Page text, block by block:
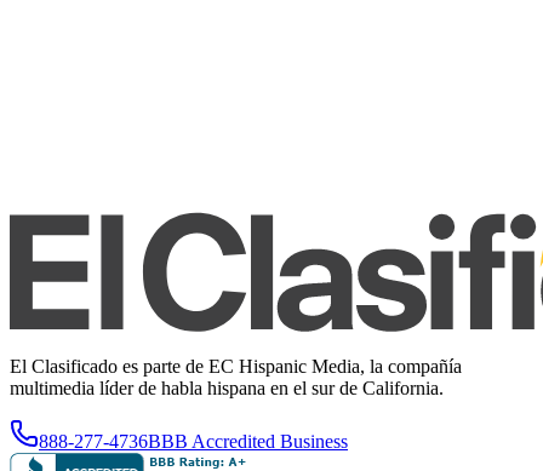
El Clasificado es parte de EC Hispanic Media, la compañía
multimedia líder de habla hispana en el sur de California.
888-277-4736BBB Accredited Business